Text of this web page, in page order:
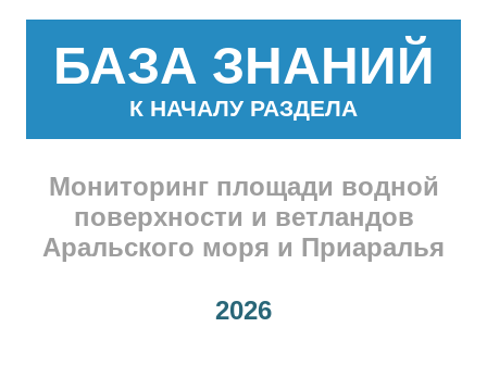
БАЗА ЗНАНИЙ
К НАЧАЛУ РАЗДЕЛА
Мониторинг площади водной
поверхности и ветландов
Аральского моря и Приаралья
2026